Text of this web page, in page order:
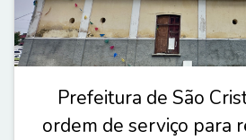
Prefeitura de São
ordem de serviço para